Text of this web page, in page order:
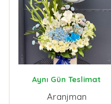
Aynı Gün Teslimat
Aranjman